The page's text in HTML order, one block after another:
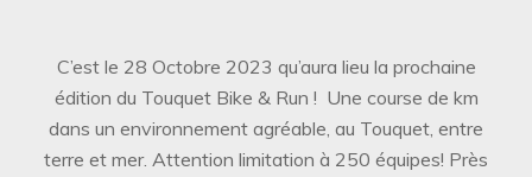
C’est le 28 Octobre 2023 qu’aura lieu la prochaine
édition du Touquet Bike & Run ! Une course de km
dans un environnement agréable, au Touquet, entre
terre et mer. Attention limitation à 250 équipes! Près